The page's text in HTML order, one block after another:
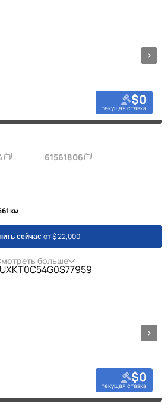
$0
текущая ставка
61561806
км
сейчас от $ 22,000
больше
$0
текущая ставка